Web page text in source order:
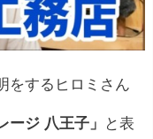
をするヒロミさん
ージ 八王子」 と表